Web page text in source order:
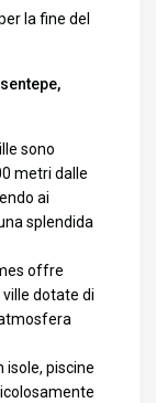
la fine del
sono
metri dalle
ai
splendida
offre
ville dotate di
isole, piscine